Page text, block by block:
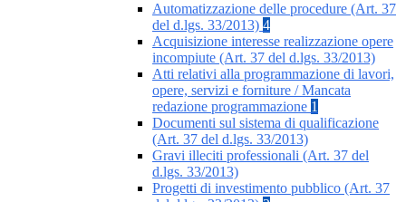
Automatizzazione delle procedure (Art. 37
del d.lgs. 33/2013) 4
Acquisizione interesse realizzazione opere
incompiute (Art. 37 del d.lgs. 33/2013)
Atti relativi alla programmazione di lavori,
opere, servizi e forniture / Mancata
redazione programmazione 1
Documenti sul sistema di qualificazione
(Art. 37 del d.lgs. 33/2013)
Gravi illeciti professionali (Art. 37 del
d.lgs. 33/2013)
Progetti di investimento pubblico (Art. 37